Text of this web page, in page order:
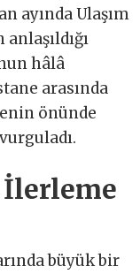
ayında Ulaşım
hâlâ
arasında
önünde
İlerleme
büyük bir